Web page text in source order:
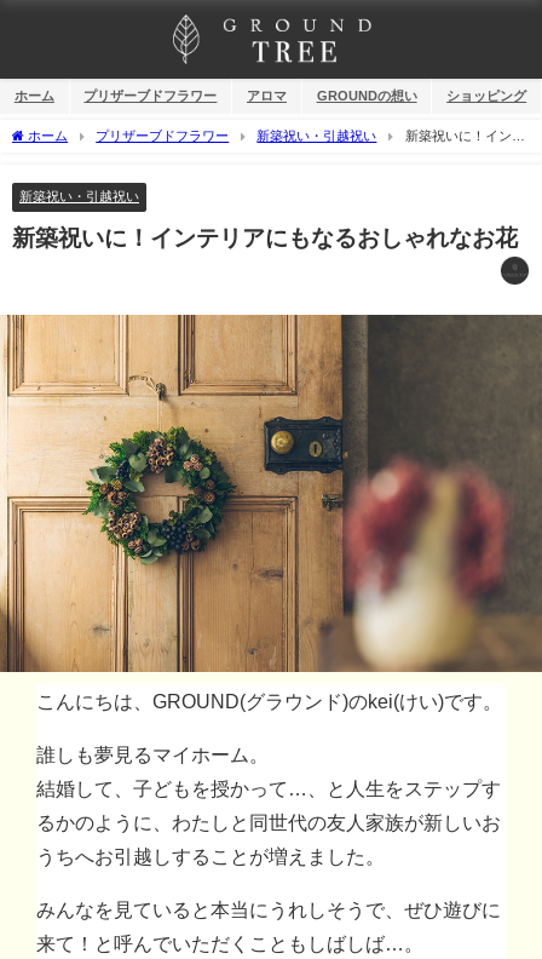
ホーム プリザーブドフラワー アロマ GROUNDの想い ショッピング
ホーム プリザーブドフラワー 新築祝い・引越祝い
新築祝いに！インテ
新築祝い・引越祝い
新築祝いに！インテリアにもなるおしゃれなお花
こんにちは、GROUND(グラウンド)のkei(けい)です。
誰しも夢見るマイホーム。
結婚して、子どもを授かって…、と人生をステップす
るかのように、わたしと同世代の友人家族が新しいお
うちへお引越しすることが増えました。
みんなを見ていると本当にうれしそうで、ぜひ遊びに
来て！と呼んでいただくこともしばしば…。